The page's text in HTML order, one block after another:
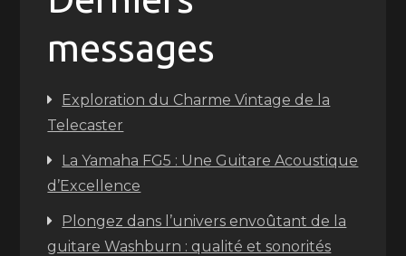
messages
Exploration du Charme Vintage de la
Telecaster
La Yamaha FG5 : Une Guitare Acoustique
d’Excellence
Plongez dans l’univers envoûtant de la
guitare Washburn : qualité et sonorités